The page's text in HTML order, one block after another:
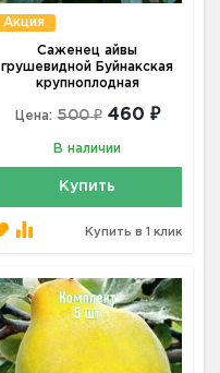
Акция
Саженец айвы
грушевидной Буйнакская
крупноплодная
Цена: 500 ₽ 460 ₽
В наличии
Купить
Купить в 1 клик